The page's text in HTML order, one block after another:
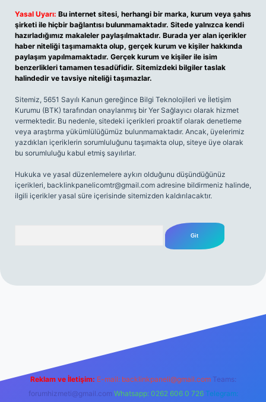
Yasal Uyarı: Bu internet sitesi, herhangi bir marka, kurum veya şahıs
şirketi ile hiçbir bağlantısı bulunmamaktadır. Sitede yalnızca kendi
hazırladığımız makaleler paylaşılmaktadır. Burada yer alan içerikler
haber niteliği taşımamakta olup, gerçek kurum ve kişiler hakkında
paylaşım yapılmamaktadır. Gerçek kurum ve kişiler ile isim
benzerlikleri tamamen tesadüfidir. Sitemizdeki bilgiler taslak
halindedir ve tavsiye niteliği taşımazlar.
Sitemiz, 5651 Sayılı Kanun gereğince Bilgi Teknolojileri ve İletişim
Kurumu (BTK) tarafından onaylanmış bir Yer Sağlayıcı olarak hizmet
vermektedir. Bu nedenle, sitedeki içerikleri proaktif olarak denetleme
veya araştırma yükümlülüğümüz bulunmamaktadır. Ancak, üyelerimiz
yazdıkları içeriklerin sorumluluğunu taşımakta olup, siteye üye olarak
bu sorumluluğu kabul etmiş sayılırlar.
Hukuka ve yasal düzenlemelere aykırı olduğunu düşündüğünüz
içerikleri, backlinkpanelicomtr@gmail.com adresine bildirmeniz halinde,
ilgili içerikler yasal süre içerisinde sitemizden kaldırılacaktır.
Reklam ve İletişim: E-mail: backlinkpaneli@gmail.com Teams:
forumhizmeti@gmail.com Whatsapp: 0262 606 0 726 Telegram: